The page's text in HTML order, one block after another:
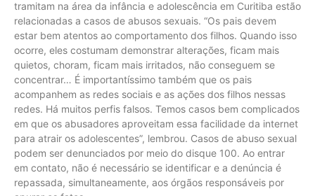
tramitam na área da infância e adolescência em Curitiba estão
relacionadas a casos de abusos sexuais. “Os pais devem
estar bem atentos ao comportamento dos filhos. Quando isso
ocorre, eles costumam demonstrar alterações, ficam mais
quietos, choram, ficam mais irritados, não conseguem se
concentrar… É importantíssimo também que os pais
acompanhem as redes sociais e as ações dos filhos nessas
redes. Há muitos perfis falsos. Temos casos bem complicados
em que os abusadores aproveitam essa facilidade da internet
para atrair os adolescentes”, lembrou. Casos de abuso sexual
podem ser denunciados por meio do disque 100. Ao entrar
em contato, não é necessário se identificar e a denúncia é
repassada, simultaneamente, aos órgãos responsáveis por